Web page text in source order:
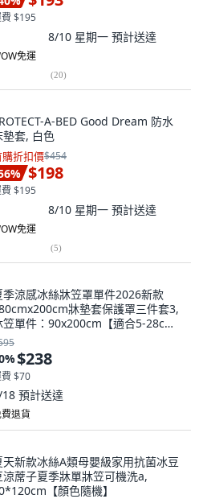
$195
8/10 星期一 預計送達
免運
(20)
A-BED Good Dream 防水
墊套, 白色
購折扣價$454
% $198
$195
8/10 星期一 預計送達
免運
(5)
季涼感冰絲牀笠罩單件2026新款
牀墊套保護罩三件套3,
笠單件：90x200cm【適合5-28cm
墊】
%$238
$70
預計送達
退貨
天新款冰絲A類母嬰級家用抗菌冰豆
涼蓆子夏季牀單牀笠可機洗a,
【顏色隨機】